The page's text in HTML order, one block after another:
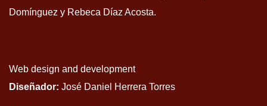
Domínguez y Rebeca Díaz Acosta.
Web design and development
Diseñador: José Daniel Herrera Torres